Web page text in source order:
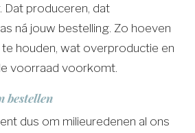
produceren, dat
ná jouw bestelling. Zo hoeven
houden, wat overproductie en
voorraad voorkomt.
bestellen
dus om milieuredenen al ons